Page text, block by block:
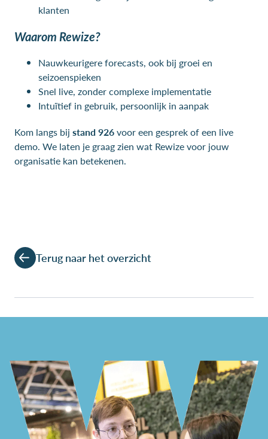
klanten
Waarom Rewize?
Nauwkeurigere forecasts, ook bij groei en
seizoenspieken
Snel live, zonder complexe implementatie
Intuïtief in gebruik, persoonlijk in aanpak
Kom langs bij stand 926voor een gesprek of een live
demo. We laten je graag zien wat Rewize voor jouw
organisatie kan betekenen.
Terug naar het overzicht